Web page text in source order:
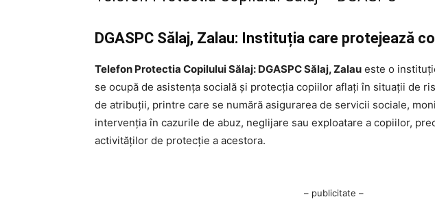
DGASPC Sălaj, Zalau: Instituția care protejează
Telefon Protectia Copilului Sălaj: DGASPC Sălaj, Zalau este o
se ocupă de asistența socială și protecția copiilor aflați în situații de
de atribuții, printre care se numără asigurarea de servicii sociale,
intervenția în cazurile de abuz, neglijare sau exploatare a copiilor,
activităților de protecție a acestora.
– publicitate –